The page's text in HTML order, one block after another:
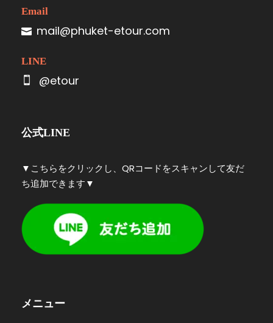
Email
mail@phuket-etour.com
LINE
@etour
公式LINE
▼こちらをクリックし、QRコードをスキャンして友だ
ち追加できます▼
メニュー